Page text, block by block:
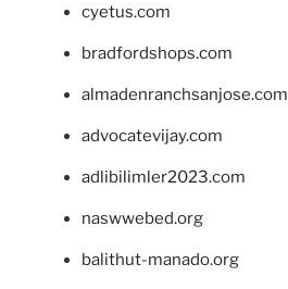
cyetus.com
bradfordshops.com
almadenranchsanjose.com
advocatevijay.com
adlibilimler2023.com
naswwebed.org
balithut-manado.org